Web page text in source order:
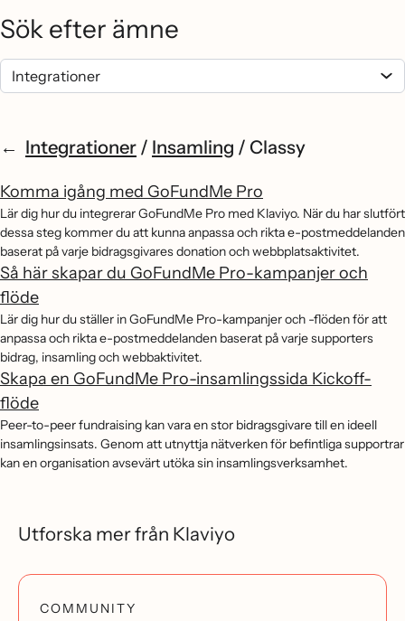
Sök efter ämne
Integrationer / Insamling / Classy
Komma igång med GoFundMe Pro
Lär dig hur du integrerar GoFundMe Pro med Klaviyo. När du har slutfört
dessa steg kommer du att kunna anpassa och rikta e-postmeddelanden
baserat på varje bidragsgivares donation och webbplatsaktivitet.
Så här skapar du GoFundMe Pro-kampanjer och
flöde
Lär dig hur du ställer in GoFundMe Pro-kampanjer och -flöden för att
anpassa och rikta e-postmeddelanden baserat på varje supporters
bidrag, insamling och webbaktivitet.
Skapa en GoFundMe Pro-insamlingssida Kickoff-
flöde
Peer-to-peer fundraising kan vara en stor bidragsgivare till en ideell
insamlingsinsats. Genom att utnyttja nätverken för befintliga supportrar
kan en organisation avsevärt utöka sin insamlingsverksamhet.
Utforska mer från Klaviyo
COMMUNITY